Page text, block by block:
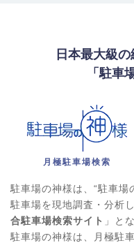
日本最大級
「駐車
月極駐車場検索
駐車場の神様は、“駐車場
駐車場を現地調査・分析
合駐車場検索サイト 」と
駐車場の神様は、月極駐